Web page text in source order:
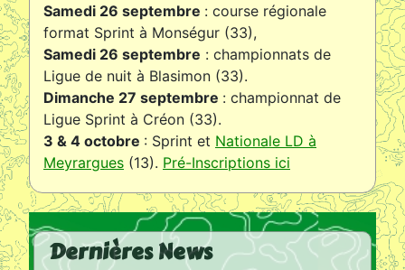
Dernières News
Samedi 26 septembre : course régionale
format Sprint à Monségur (33),
Samedi 26 septembre : championnats de
Ligue de nuit à Blasimon (33).
Dimanche 27 septembre : championnat de
Ligue Sprint à Créon (33).
3 & 4 octobre : Sprint et Nationale LD à
Meyrargues (13). Pré-Inscriptions ici